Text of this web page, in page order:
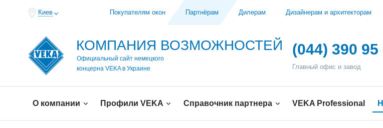
Киев Покупателям окон Партнёрам Дилерам Дизайнерам и архитекторам
КОМПАНИЯ ВОЗМОЖНОСТЕЙ
Официальный сайт немецкого
концерна VEKA в Украине
(044) 390 95
Главный офис и завод
О компании Профили VEKA Справочник партнера VEKA Professional